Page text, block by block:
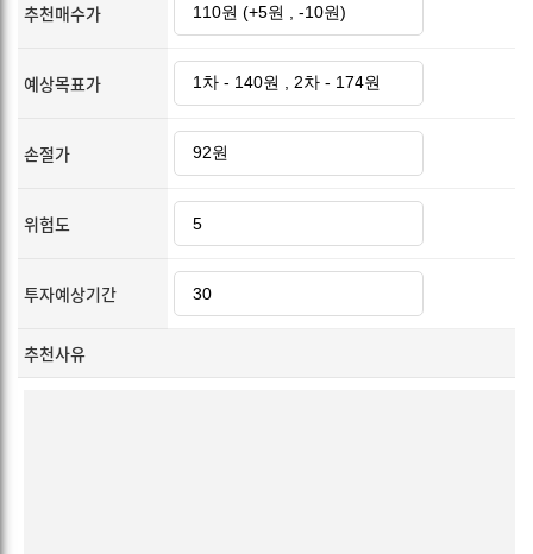
추천매수가
예상목표가
손절가
위험도
투자예상기간
추천사유